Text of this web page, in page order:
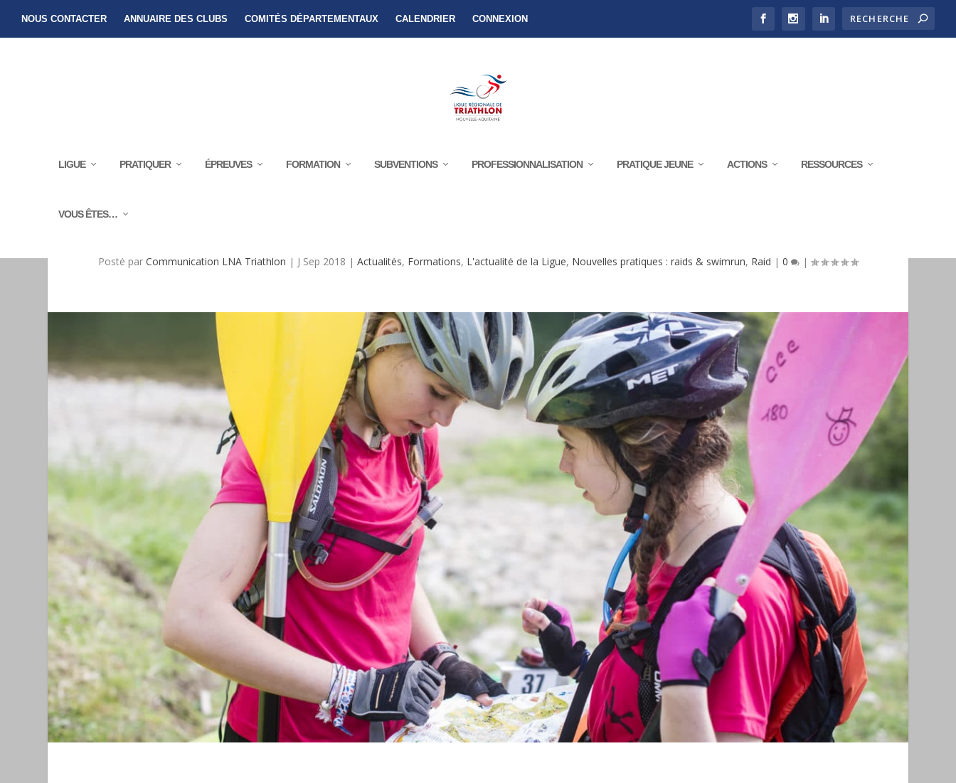
NOUS CONTACTER ANNUAIRE DES CLUBS COMITÉS DÉPARTEMENTAUX CALENDRIER CONNEXION
LIGUE PRATIQUER ÉPREUVES FORMATION SUBVENTIONS PROFESSIONNALISATION PRATIQUE JEUNE ACTIONS RESSOURCES
VOUS ÊTES…
Posté par Communication LNA Triathlon | J Sep 2018 | Actualités, Formations, L'actualité de la Ligue, Nouvelles pratiques : raids & swimrun, Raid | 0 |